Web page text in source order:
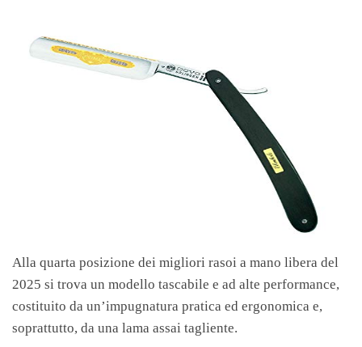
Alla quarta posizione dei migliori rasoi a mano libera del
2025 si trova un modello tascabile e ad alte performance,
costituito da un’impugnatura pratica ed ergonomica e,
soprattutto, da una lama assai tagliente.